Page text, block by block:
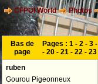
CFPOI World Photos
Bas de
page
Pages : 1 - 2 - 3 -
- 20 - 21 - 22 - 23
ruben
Gourou Pigeonneux